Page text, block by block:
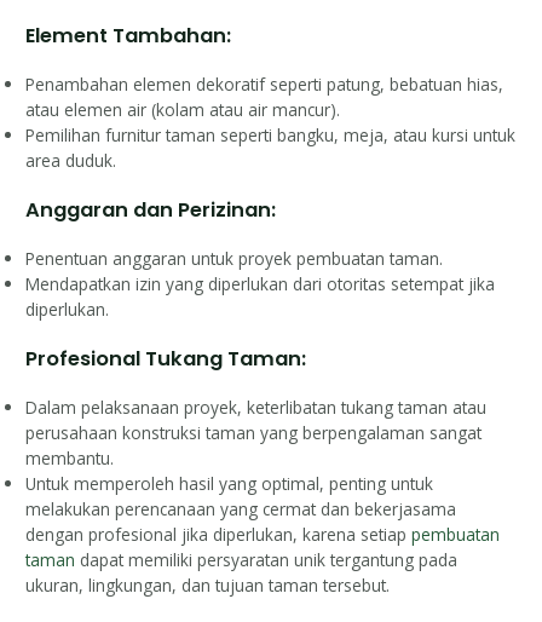
Element Tambahan:
Penambahan elemen dekoratif seperti patung, bebatuan hias,
atau elemen air (kolam atau air mancur).
Pemilihan furnitur taman seperti bangku, meja, atau kursi untuk
area duduk.
Anggaran dan Perizinan:
Penentuan anggaran untuk proyek pembuatan taman.
Mendapatkan izin yang diperlukan dari otoritas setempat jika
diperlukan.
Profesional Tukang Taman:
Dalam pelaksanaan proyek, keterlibatan tukang taman atau
perusahaan konstruksi taman yang berpengalaman sangat
membantu.
Untuk memperoleh hasil yang optimal, penting untuk
melakukan perencanaan yang cermat dan bekerjasama
dengan profesional jika diperlukan, karena setiappembuatan
taman dapat memiliki persyaratan unik tergantung pada
ukuran, lingkungan, dan tujuan taman tersebut.